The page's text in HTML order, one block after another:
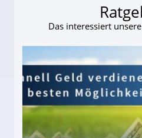
Das interessiert